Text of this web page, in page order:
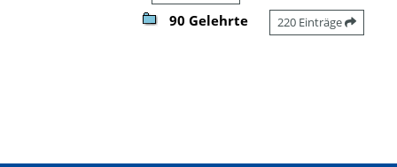
90 Gelehrte 220 Einträge